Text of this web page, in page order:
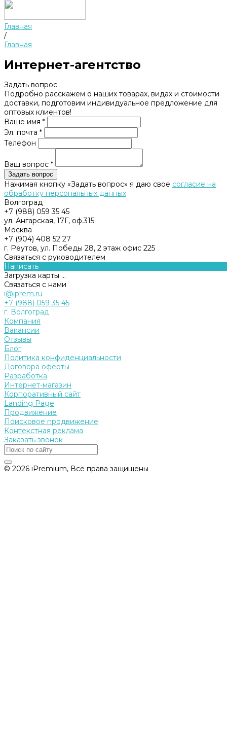
Главная
/
Главная
Интернет-агентство
Задать вопрос
Подробно расскажем о наших товарах, видах и стоимости
доставки, подготовим индивидуальное предложение для
оптовых клиентов!
Ваше имя *
Эл. почта *
Телефон
Ваш вопрос *
Нажимая кнопку «Задать вопрос» я даю свое согласие на
обработку персональных данных
Волгоград
+7 (988) 059 35 45
ул. Ангарская, 17Г, оф.315
Москва
+7 (904) 408 52 27
г. Реутов, ул. Победы 28, 2 этаж офис 225
Связаться с руководителем
Написать
Загрузка карты ...
Связаться с нами
i@iprem.ru
+7 (988) 059 35 45
г. Волгоград
Компания
Вакансии
Отзывы
Блог
Политика конфиденциальности
Договора оферты
Разработка
Интернет-магазин
Корпоративный сайт
Landing Page
Продвижение
Поисковое продвижение
Контекстная реклама
Заказать звонок
© 2026 iPremium, Все права защищены